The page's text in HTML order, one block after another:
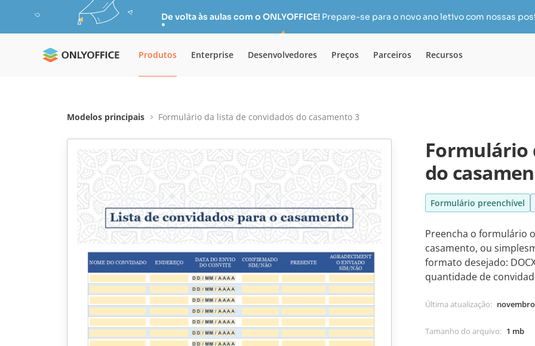
De volta às aulas com o ONLYOFFICE! Prepare-se para o novo ano letivo com nossas
Produtos Enterprise Desenvolvedores Preços Parceiros Recursos
Modelos principais Formulário da lista de convidados do casamento 3
Formulário
do
Formulário preenchível
Preencha o formulário
casamento, ou
formato desejado:
quantidade de
Última atualização:
Tamanho do arquivo: 1 mb